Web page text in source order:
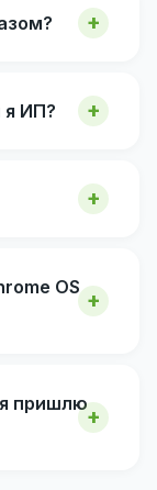
я ИП?
OS
пришлю